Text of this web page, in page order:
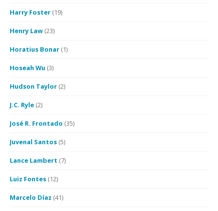
Harry Foster (19)
Henry Law (23)
Horatius Bonar (1)
Hoseah Wu (3)
Hudson Taylor (2)
J.C. Ryle (2)
José R. Frontado (35)
Juvenal Santos (5)
Lance Lambert (7)
Luiz Fontes (12)
Marcelo Díaz (41)